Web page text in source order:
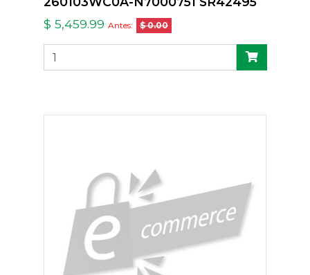
$ 5,459.99 Antes: $ 0.00